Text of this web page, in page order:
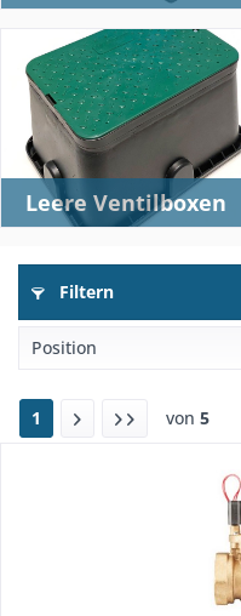
Leere Ventilboxen
Filtern
1 von 5